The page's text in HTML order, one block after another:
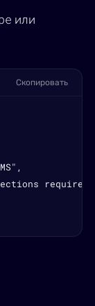
или
Скопировать